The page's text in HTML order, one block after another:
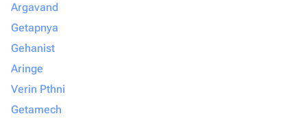
Argavand
Getapnya
Gehanist
Aringe
Verin Pthni
Getamech